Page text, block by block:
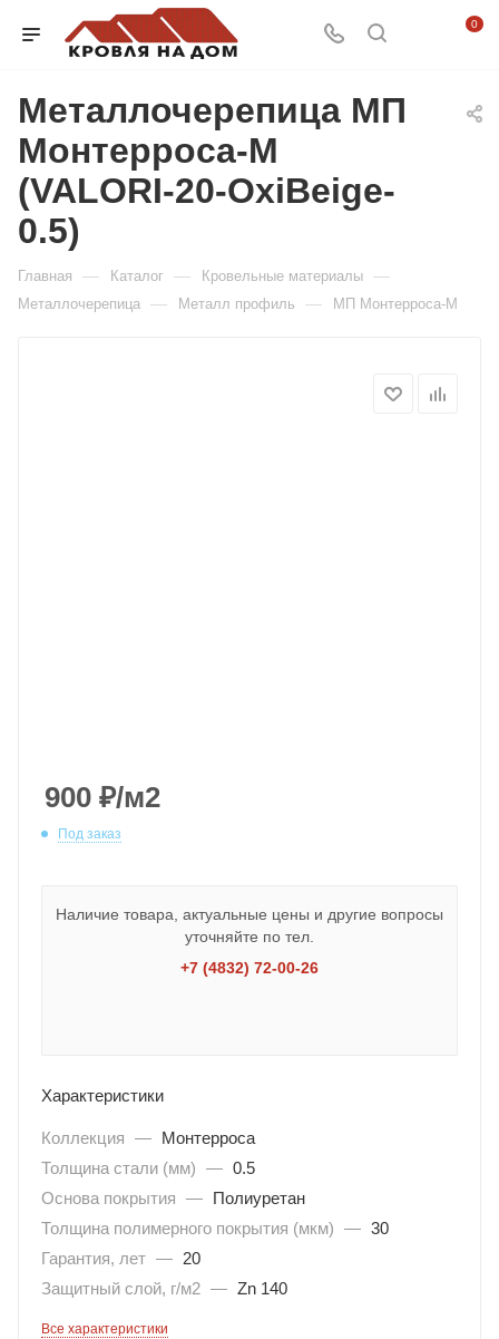
0
Металлочерепица МП
Монтерроса-M
(VALORI-20-OxiBеige-
0.5)
Главная — Каталог — Кровельные материалы —
Металлочерепица — Металл профиль — МП Монтерроса-М
900 ₽/м2
Под заказ
Наличие товара, актуальные цены и другие вопросы
уточняйте по тел.
+7 (4832) 72-00-26
Характеристики
Коллекция — Монтерроса
Толщина стали (мм) — 0.5
Основа покрытия — Полиуретан
Толщина полимерного покрытия (мкм) — 30
Гарантия, лет — 20
Защитный слой, г/м2 — Zn 140
Все характеристики